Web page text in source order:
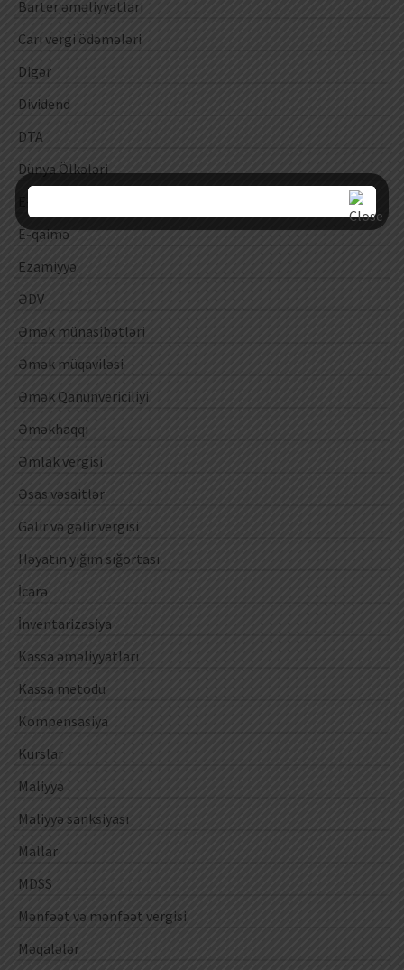
Barter əməliyyatları
Cari vergi ödəmələri
Digər
Dividend
DTA
Dünya Ölkələri
E-qaimə
Ezamiyyə
ƏDV
Əmək münasibətləri
Əmək müqaviləsi
Əmək Qanunvericiliyi
Əməkhaqqı
Əmlak vergisi
Əsas vəsaitlər
Gəlir və gəlir vergisi
Həyatın yığım sığortası
İcarə
İnventarizasiya
Kassa əməliyyatları
Kassa metodu
Kompensasiya
Kurslar
Maliyyə
Maliyyə sanksiyası
Mallar
MDSS
Mənfəət və mənfəət vergisi
Məqalələr